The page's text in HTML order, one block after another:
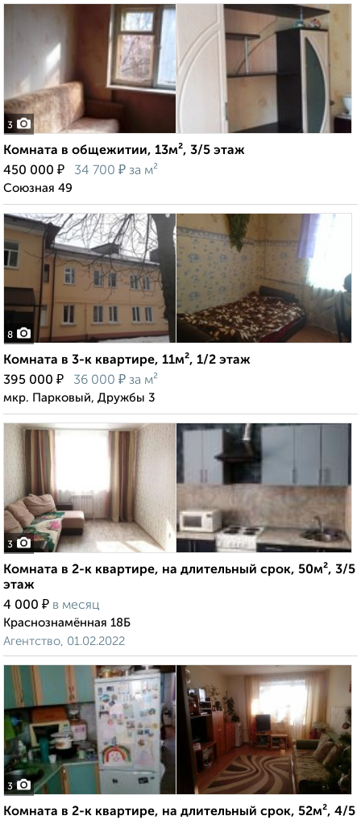
3
Комната в общежитии, 13м², 3/5 этаж
450 000 ₽ 34 700 ₽ за м²
Союзная 49
8
Комната в 3-к квартире, 11м², 1/2 этаж
395 000 ₽ 36 000 ₽ за м²
мкр. Парковый, Дружбы 3
3
Комната в 2-к квартире, на длительный срок, 50м², 3/5
этаж
4 000 ₽ в месяц
Краснознамённая 18Б
Агентство, 01.02.2022
3
Комната в 2-к квартире, на длительный срок, 52м², 4/5